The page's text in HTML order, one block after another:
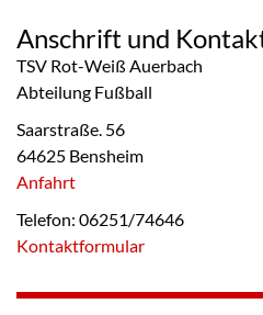
Anschrift und
TSV Rot-Weiß Auerbach
Abteilung Fußball
Saarstraße. 56
64625 Bensheim
Anfahrt
Telefon: 06251/74646
Kontaktformular